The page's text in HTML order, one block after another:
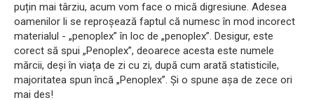
puțin mai târziu, acum vom face o mică digresiune. Adesea
oamenilor li se reproșează faptul că numesc în mod incorect
materialul - „penoplex” în loc de „penoplex”. Desigur, este
corect să spui „Penoplex”, deoarece acesta este numele
mărcii, deși în viața de zi cu zi, după cum arată statisticile,
majoritatea spun încă „Penoplex”. Și o spune așa de zece ori
mai des!